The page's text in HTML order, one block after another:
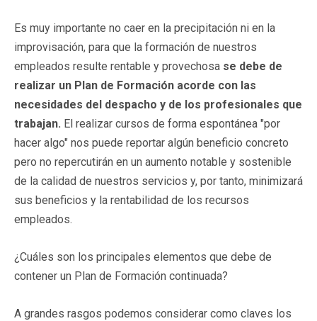
Es muy importante no caer en la precipitación ni en la
improvisación, para que la formación de nuestros
empleados resulte rentable y provechosa se debe de
realizar un Plan de Formación acorde con las
necesidades del despacho y de los profesionales que
trabajan. El realizar cursos de forma espontánea "por
hacer algo" nos puede reportar algún beneficio concreto
pero no repercutirán en un aumento notable y sostenible
de la calidad de nuestros servicios y, por tanto, minimizará
sus beneficios y la rentabilidad de los recursos
empleados.
¿Cuáles son los principales elementos que debe de
contener un Plan de Formación continuada?
A grandes rasgos podemos considerar como claves los